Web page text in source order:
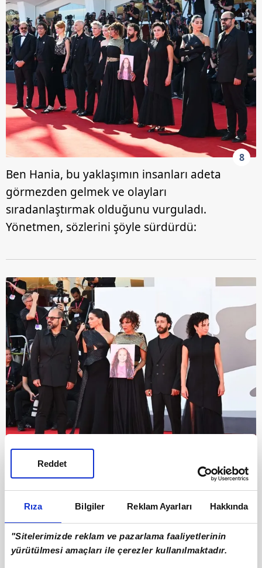
Rıza Bilgiler Reklam Ayarları Hakkında
"Sitelerimizde reklam ve pazarlama faaliyetlerinin
yürütülmesi amaçları ile çerezler kullanılmaktadır.
Reddet
8
Ben Hania, bu yaklaşımın insanları adeta
görmezden gelmek ve olayları
sıradanlaştırmak olduğunu vurguladı.
Yönetmen, sözlerini şöyle sürdürdü:
"Bu yaklaşım insanları dehumanize (insanlıktan
uzaklaştırma) ediyor. Sinema, sanat ve her
için çok önemli."